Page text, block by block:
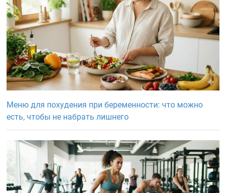
Меню для похудения при беременности: что можно
есть, чтобы не набрать лишнего